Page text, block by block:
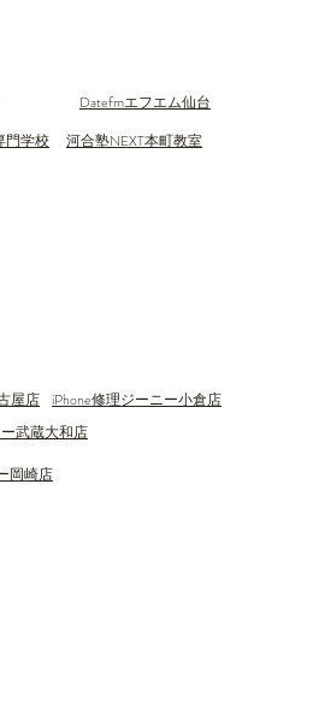
Datefmエフエム仙台
門学校 河合塾NEXT本町教室
屋店 iPhone修理ジーニー小倉​店
武蔵大和店
岡崎店